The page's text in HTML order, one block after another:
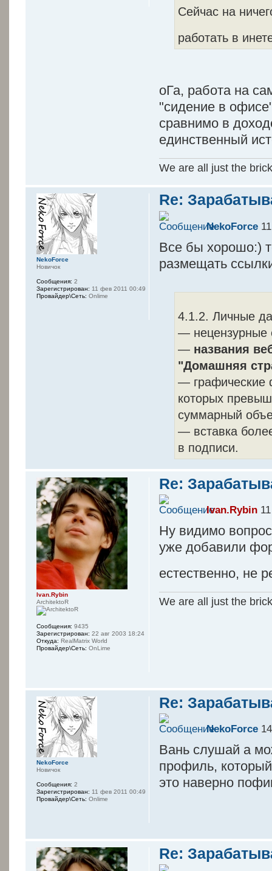
Сейчас на
работать в
оГа, работа на
"сидение в
сравнимо в
единственный
We are all just the
Re:
NekoForce
Все бы хорошо:)
размещать
4.1.2. Личные
— нецензурные
— названия
"Домашняя
— графические
которых
суммарный
— вставка
в подписи.
NekoForce
Новичок
Сообщения: 2
Зарегистрирован: 11 фев 2011 00:49
Провайдер\Сеть: Onlime
Re:
Ivan.Rybin
Ну видимо
уже добавили
естественно, не
We are all just the
Ivan.Rybin
ArchitektoR
Сообщения: 9435
Зарегистрирован: 22 авг 2003 18:24
Откуда: RealMatrix World
Провайдер\Сеть: OnLime
Re:
NekoForce
Вань слушай а
профиль,
это наверно
NekoForce
Новичок
Сообщения: 2
Зарегистрирован: 11 фев 2011 00:49
Провайдер\Сеть: Onlime
Re: